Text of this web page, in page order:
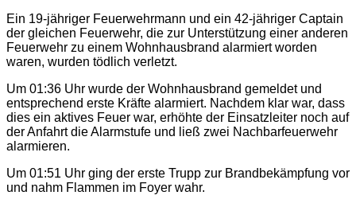
Ein 19-jähriger Feuerwehrmann und ein 42-jähriger Captain
der gleichen Feuerwehr, die zur Unterstützung einer anderen
Feuerwehr zu einem Wohnhausbrand alarmiert worden
waren, wurden tödlich verletzt.
Um 01:36 Uhr wurde der Wohnhausbrand gemeldet und
entsprechend erste Kräfte alarmiert. Nachdem klar war, dass
dies ein aktives Feuer war, erhöhte der Einsatzleiter noch auf
der Anfahrt die Alarmstufe und ließ zwei Nachbarfeuerwehr
alarmieren.
Um 01:51 Uhr ging der erste Trupp zur Brandbekämpfung vor
und nahm Flammen im Foyer wahr.